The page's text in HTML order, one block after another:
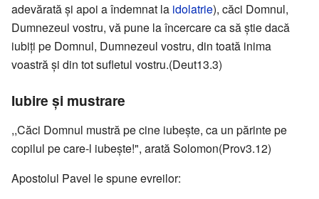
adevărată şi apoi a îndemnat la idolatrie), căci Domnul,
Dumnezeul vostru, vă pune la încercare ca să ştie dacă
iubiţi pe Domnul, Dumnezeul vostru, din toată inima
voastră şi din tot sufletul vostru.(Deut13.3)
Iubire şi mustrare
,,Căci Domnul mustră pe cine iubeşte, ca un părinte pe
copilul pe care-l iubeşte!", arată Solomon(Prov3.12)
Apostolul Pavel le spune evreilor: